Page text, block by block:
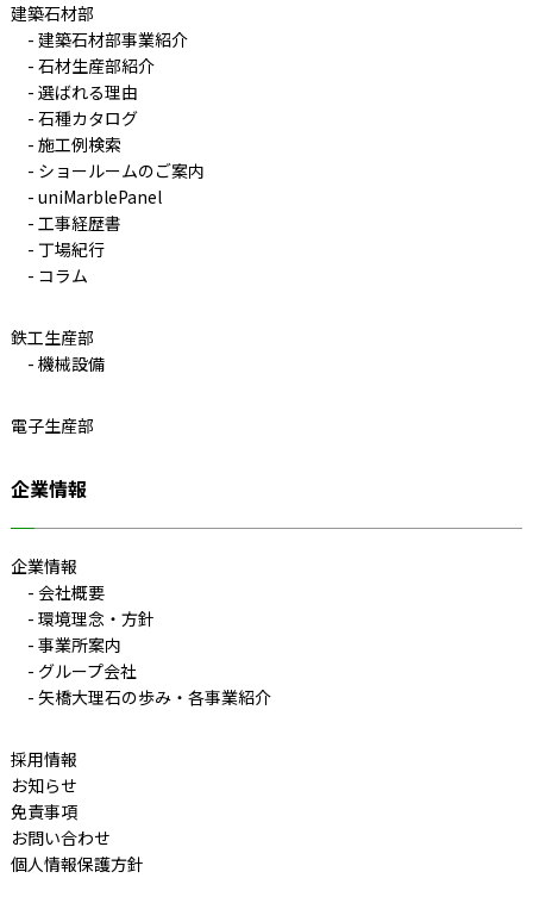
建築石材部
建築石材部事業紹介
石材生産部紹介
選ばれる理由
石種カタログ
施工例検索
ショールームのご案内
uniMarblePanel
工事経歴書
丁場紀行
コラム
鉄工生産部
機械設備
電子生産部
企業情報
企業情報
会社概要
環境理念・方針
事業所案内
グループ会社
矢橋大理石の歩み・各事業紹介
採用情報
お知らせ
免責事項
お問い合わせ
個人情報保護方針